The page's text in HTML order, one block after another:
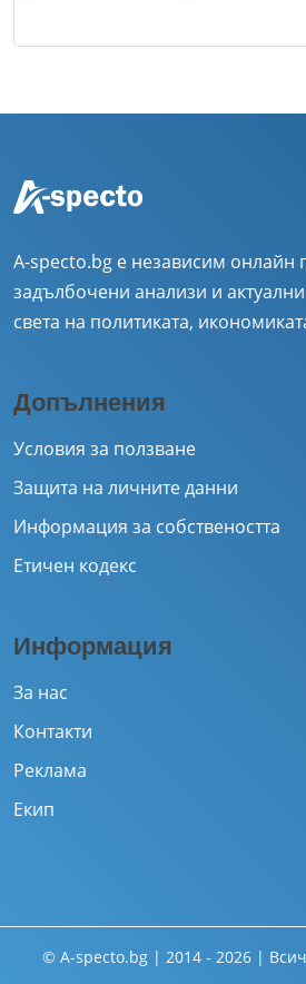
A-specto.bg е независим онлайн
задълбочени анализи и
света на политиката,
Допълнения
Условия за ползване
Защита на личните данни
Информация за собствеността
Етичен кодекс
Информация
За нас
Контакти
Реклама
Екип
© A-specto.bg | 2014 - 2026 |